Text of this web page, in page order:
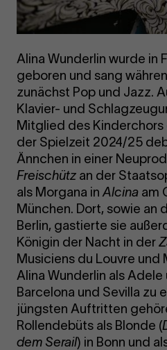
Alina Wunderlin wurde in
geboren und sang
zunächst Pop und Jazz.
Klavier- und
Mitglied des Kinderchors
der Spielzeit 2024/25
Ännchen in einer
Freischütz an der
als Morgana inAlcina am
München. Dort, sowie an
Berlin, gastierte sie
Königin der Nacht in der
Musiciens du Louvre und
Alina Wunderlin als Adele
Barcelona und Sevilla zu
jüngsten Auftritten
Rollendebüts als Blonde (
dem Serail) in Bonn und